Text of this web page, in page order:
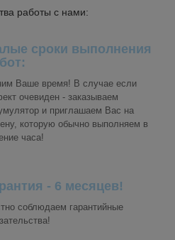
работы с нами:
сроки выполнения
Ваше время! В случае если
очевиден - заказываем
и приглашаем Вас на
которую обычно выполняем в
часа!
- 6 месяцев!
соблюдаем гарантийные